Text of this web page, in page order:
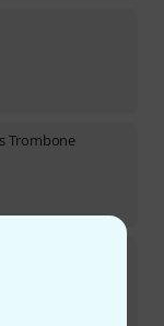
Trombone